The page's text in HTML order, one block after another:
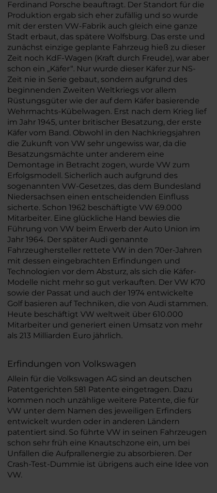
Ferdinand Porsche beauftragt. Der Standort für die
Produktion ergab sich eher zufällig und so wurde
mit der ersten VW-Fabrik auch gleich eine ganze
Stadt erbaut, das spätere Wolfsburg. Das erste und
zunächst einzige geplante Fahrzeug hieß zu dieser
Zeit noch KdF-Wagen (Kraft durch Freude), war aber
schon ein „Käfer“. Nur wurde dieser Käfer zur NS-
Zeit nie in Serie gebaut, sondern aufgrund des
beginnenden Zweiten Weltkriegs vor allem
Rüstungsgüter wie der auf dem Käfer basierende
Wehrmachts-Kübelwagen. Erst nach dem Krieg lief
im Jahr 1945, unter britischer Besatzung, der erste
Käfer vom Band. Obwohl in den Nachkriegsjahren
die Zukunft von VW sehr ungewiss war, da die
Besatzungsmächte unter anderem eine
Demontage in Betracht zogen, wurde VW zum
Erfolgsmodell. Sicherlich auch aufgrund des
sogenannten VW-Gesetzes, das dem Bundesland
Niedersachsen einen entscheidenden Einfluss
sicherte. Schon 1962 beschäftigte VW 69.000
Mitarbeiter. Eine glückliche Hand bewies die
Führung von VW beim Erwerb der Auto Union im
Jahr 1964. Der später Audi genannte
Fahrzeughersteller rettete VW in den 70er-Jahren
mit dessen eingebrachten Erfindungen und
Technologien vor dem Absturz, als sich die Käfer-
Modelle nicht mehr so gut verkauften. Der VW K70
sowie der Passat und auch der 1974 entwickelte
Golf basieren auf Techniken, die von Audi stammen.
Heute beschäftigt VW weltweit über 610.000
Mitarbeiter und generiert einen Umsatz von mehr
als 213 Milliarden Euro jährlich.
Erfindungen von Volkswagen
Allein für die Volkswagen AG sind an deutschen
Patentgerichten 581 Patente eingetragen. Dazu
kommen noch unzählige weitere Patente, die für
VW unter dem Namen des jeweiligen Erfinders
entwickelt wurden oder in anderen Ländern
patentiert sind. So führte VW in seinen Fahrzeugen
schon sehr früh eine Knautschzone ein, um bei
Unfällen die Aufprallenergie zu absorbieren. Der
Crash-Test-Dummie ist übrigens auch eine Idee von
VW.